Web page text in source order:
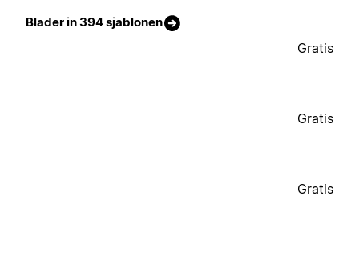
Blader in 394 sjablonen
Gratis
Gratis
Gratis